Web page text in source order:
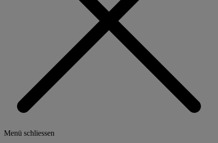
Menü schliessen